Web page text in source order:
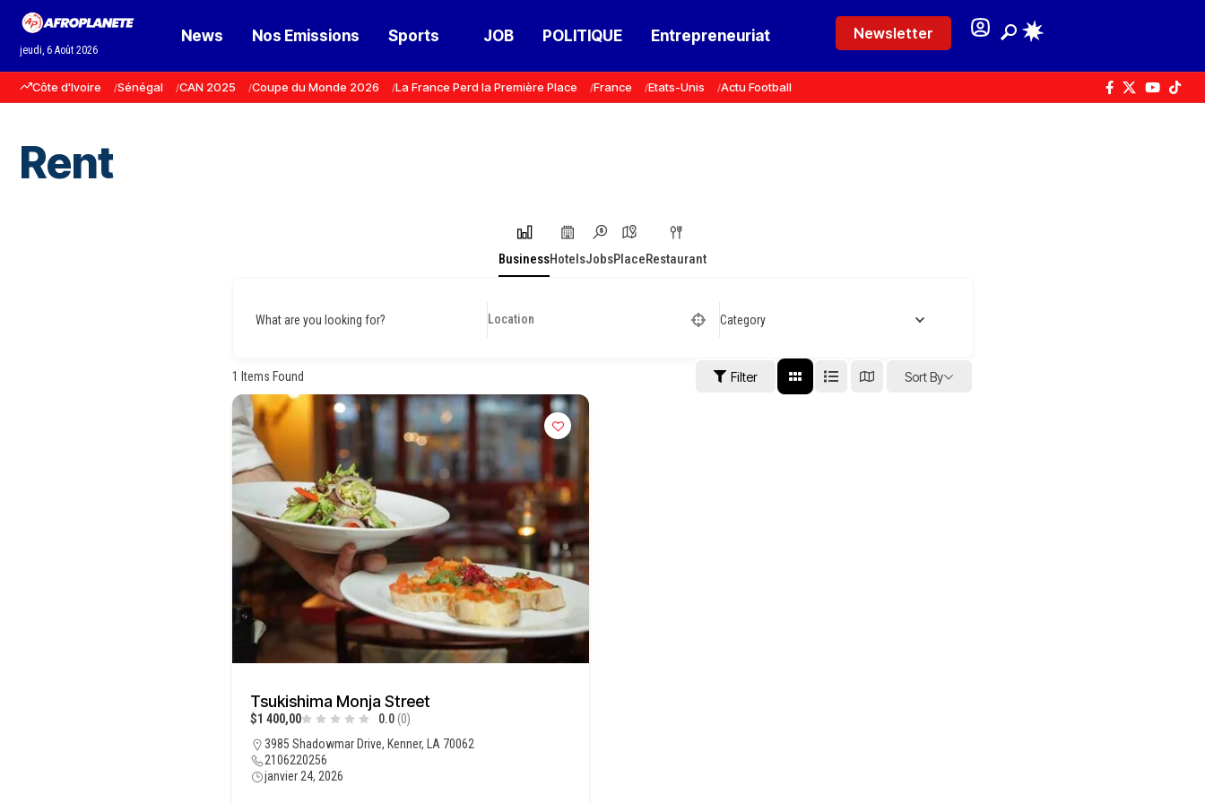
jeudi, 6 Août 2026
News Nos Emissions Sports JOB POLITIQUE Entrepreneuriat Newsletter
Côte d'Ivoire Sénégal CAN 2025 Coupe du Monde 2026 La France Perd la Première Place France Etats-Unis Actu Football
Rent
BusinessHotelsJobsPlaceRestaurant
What are you looking for? Category
1 Items Found Filter Sort By
Tsukishima Monja Street
$1 400,00 0.0 (0)
3985 Shadowmar Drive, Kenner, LA 70062
2106220256
janvier 24, 2026